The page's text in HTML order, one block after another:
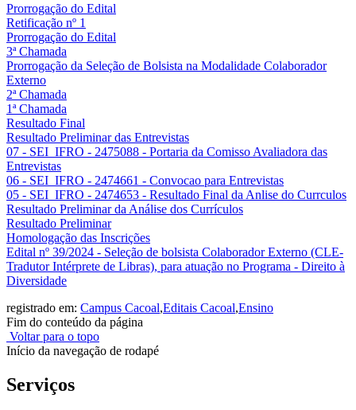
Prorrogação do Edital
Retificação nº 1
Prorrogação do Edital
3ª Chamada
Prorrogação da Seleção de Bolsista na Modalidade Colaborador
Externo
2ª Chamada
1ª Chamada
Resultado Final
Resultado Preliminar das Entrevistas
07 - SEI_IFRO - 2475088 - Portaria da Comisso Avaliadora das
Entrevistas
06 - SEI_IFRO - 2474661 - Convocao para Entrevistas
05 - SEI_IFRO - 2474653 - Resultado Final da Anlise do Currculos
Resultado Preliminar da Análise dos Currículos
Resultado Preliminar
Homologação das Inscrições
Edital nº 39/2024 - Seleção de bolsista Colaborador Externo (CLE-
Tradutor Intérprete de Libras), para atuação no Programa - Direito à
Diversidade
registrado em: Campus Cacoal,Editais Cacoal,Ensino
Fim do conteúdo da página
Voltar para o topo
Início da navegação de rodapé
Serviços